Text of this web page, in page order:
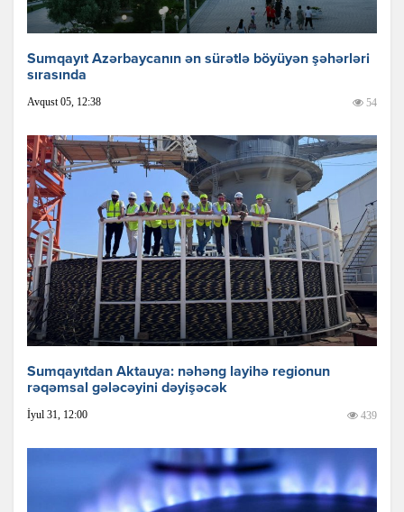
Sumqayıt Azərbaycanın ən sürətlə böyüyən şəhərləri
sırasında
Avqust 05, 12:38 54
Sumqayıtdan Aktauya: nəhəng layihə regionun
rəqəmsal gələcəyini dəyişəcək
İyul 31, 12:00 439